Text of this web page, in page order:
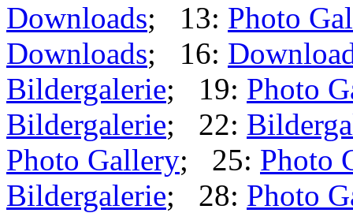
Downloads; 13: Photo
Downloads; 16:
Bildergalerie; 19: Photo
Bildergalerie; 22:
Photo Gallery; 25: Photo
Bildergalerie; 28: Photo